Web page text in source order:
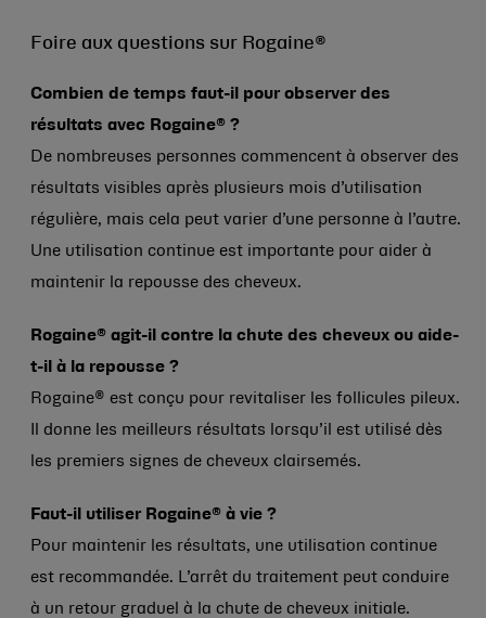
Foire aux questions sur Rogaine®
Combien de temps faut-il pour observer des
résultats avec Rogaine® ?
De nombreuses personnes commencent à observer des
résultats visibles après plusieurs mois d’utilisation
régulière, mais cela peut varier d’une personne à l’autre.
Une utilisation continue est importante pour aider à
maintenir la repousse des cheveux.
Rogaine® agit-il contre la chute des cheveux ou aide-
t-il à la repousse ?
Rogaine® est conçu pour revitaliser les follicules pileux.
Il donne les meilleurs résultats lorsqu’il est utilisé dès
les premiers signes de cheveux clairsemés.
Faut-il utiliser Rogaine® à vie ?
Pour maintenir les résultats, une utilisation continue
est recommandée. L’arrêt du traitement peut conduire
à un retour graduel à la chute de cheveux initiale.